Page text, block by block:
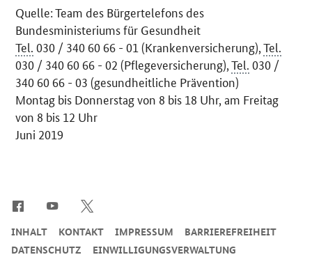
Quelle: Team des Bürgertelefons des
Bundesministeriums für Gesundheit
Tel. 030 / 340 60 66 - 01 (Krankenversicherung),Tel.
030 / 340 60 66 - 02 (Pflegeversicherung),Tel. 030 /
340 60 66 - 03 (gesundheitliche Prävention)
Montag bis Donnerstag von 8 bis 18 Uhr, am Freitag
von 8 bis 12 Uhr
Juni 2019
INHALT KONTAKT IMPRESSUM
BARRIEREFREIHEIT
DATENSCHUTZ
EINWILLIGUNGSVERWALTUNG